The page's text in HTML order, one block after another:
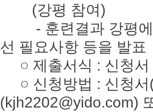
(강평 참여)
- 훈련결과 강평에
선 필요사항 등을 발표
○ 제출서식 : 신청서
○ 신청방법 : 신청서
(kjh2202@yido.com)